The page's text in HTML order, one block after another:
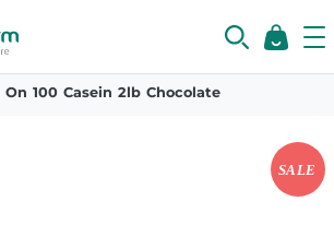
On 100 Casein 2lb Chocolate